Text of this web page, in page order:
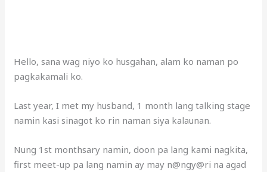
Hello, sana wag niyo ko husgahan, alam ko naman po
pagkakamali ko.
Last year, I met my husband, 1 month lang talking stage
namin kasi sinagot ko rin naman siya kalaunan.
Nung 1st monthsary namin, doon pa lang kami nagkita,
first meet-up pa lang namin ay may n@ngy@ri na agad